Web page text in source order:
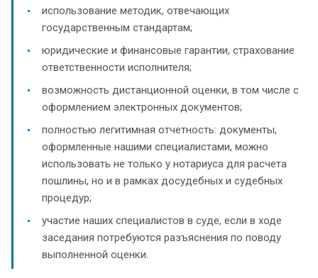
использование методик, отвечающих
государственным стандартам;
юридические и финансовые гарантии, страхование
ответственности исполнителя;
возможность дистанционной оценки, в том числе с
оформлением электронных документов;
полностью легитимная отчетность: документы,
оформленные нашими специалистами, можно
использовать не только у нотариуса для расчета
пошлины, но и в рамках досудебных и судебных
процедур;
участие наших специалистов в суде, если в ходе
заседания потребуются разъяснения по поводу
выполненной оценки.